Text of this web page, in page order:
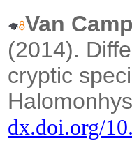
Van
(2014).
cryptic
dx.doi.org/